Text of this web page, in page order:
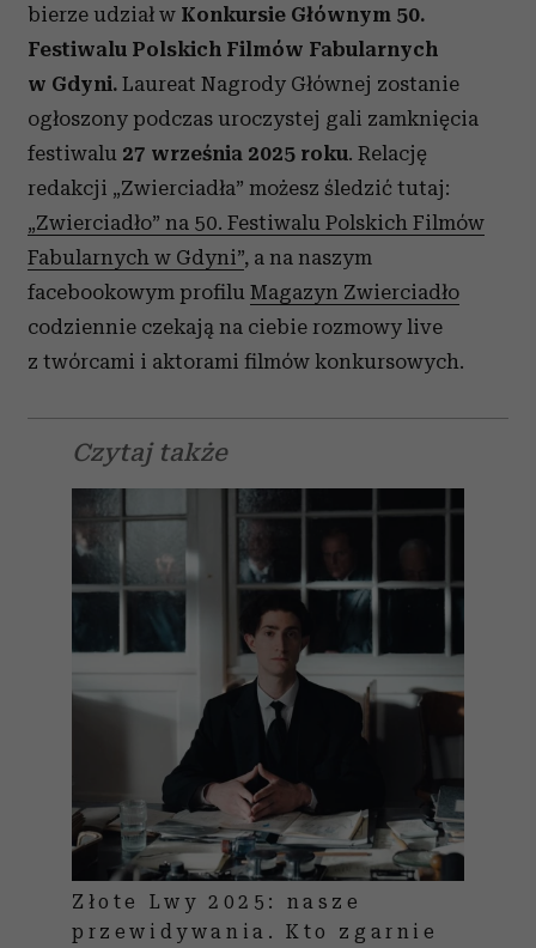
bierze udział w Konkursie Głównym 50.
Festiwalu Polskich Filmów Fabularnych
w Gdyni. Laureat Nagrody Głównej zostanie
ogłoszony podczas uroczystej gali zamknięcia
festiwalu 27 września 2025 roku. Relację
redakcji „Zwierciadła” możesz śledzić tutaj:
„Zwierciadło” na 50. Festiwalu Polskich Filmów
Fabularnych w Gdyni”, a na naszym
facebookowym profilu Magazyn Zwierciadło
codziennie czekają na ciebie rozmowy live
z twórcami i aktorami filmów konkursowych.
Czytaj także
Złote Lwy 2025: nasze
przewidywania. Kto zgarnie